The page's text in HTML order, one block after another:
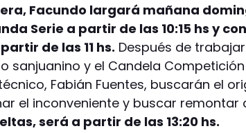
Facundo largará mañana
Serie a partir de las 10:15 hs y
de las 11 hs. Después de
sanjuanino y el Candela
Fabián Fuentes, buscarán el
el inconveniente y buscar remontar
será a partir de las 13:20 hs.